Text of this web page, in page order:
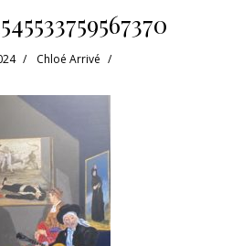
Chloé Arrivé